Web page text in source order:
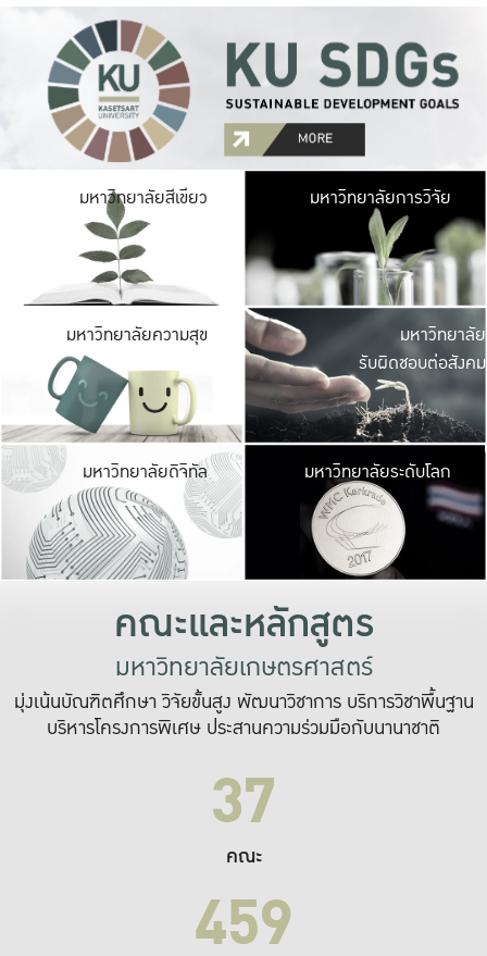
มหาวิทยาลัยสีเขียว มหาวิ
มีพื้นที่เขียวสดใส
เป็นป่าในเมือง เกษต
มหาวิทยาลัยการวิจัย
มหาวิทยาลัยความสุข มหาวิ
ค
เปิดประ
และพบเรื่องราวใ
มหาวิทยาลัย
รับผิดชอบต่อสังคม
มหาวิทยาลัยดิจิทัล มหาวิ
เปลี่ยนแปลง แล
เพื่อทำง
ระบบสารสนเทศ
มหาวิทยาลัยระดับโลก
คณะและหลักสูตร
มหาวิทยาลัยเกษตรศาสตร์
มุ่งเน้นบัณฑิตศึกษา วิจัยขั้นสูง พัฒนาวิชาการ บริการวิชาพื้นฐาน
บริหารโครงการพิเศษ ประสานความร่วมมือกับนานาชาติ
37
คณะ
459